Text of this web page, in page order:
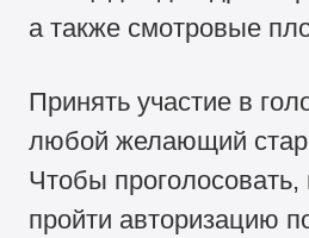
а также смотровые
Принять участие в
любой желающий
Чтобы
пройти авторизацию